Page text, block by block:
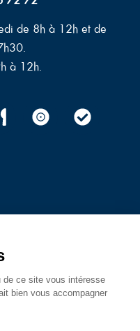
de 8h à 12h et de
à 12h.
de protection des données à